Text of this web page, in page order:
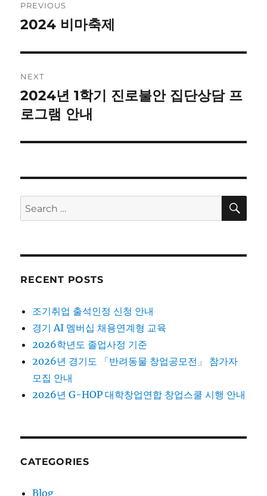
navigation
PREVIOUS
Previous
2024 비마축제
NEXT
Next
post:
2024년 1학기 진로불안 집단상담 프
로그램 안내
Search
for:
RECENT POSTS
조기취업 출석인정 신청 안내
경기 AI 멤버십 채용연계형 교육
2026학년도 졸업사정 기준
2026년 경기도 「반려동물 창업공모전」 참가자
모집 안내
2026년 G-HOP 대학창업연합 창업스쿨 시행 안내
CATEGORIES
Blog